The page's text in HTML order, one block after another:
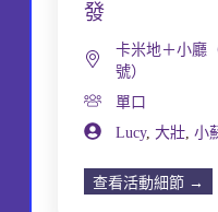
發
卡米地＋小廳
號）
單口
Lucy, 大壯, 小
查看活動細節 →